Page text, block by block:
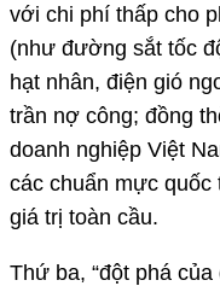
với chi phí thấp cho
(như đường sắt tốc
hạt nhân, điện gió
trần nợ công; đồng
doanh nghiệp Việt
các chuẩn mực quốc
giá trị toàn cầu.
Thứ ba, “đột phá